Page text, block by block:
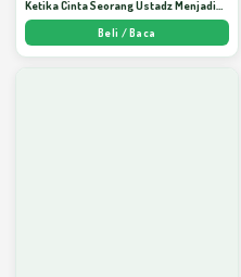
Ketika Cinta Seorang Ustadz Menjadi
Cermin yang Paling Kejam - Arda
Beli / Baca